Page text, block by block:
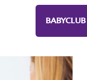
BABYCLUB